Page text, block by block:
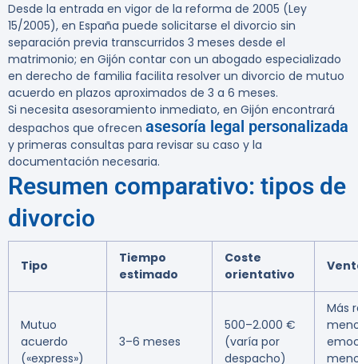
Desde la entrada en vigor de la reforma de 2005 (Ley
15/2005), en España puede solicitarse el divorcio sin
separación previa transcurridos 3 meses desde el
matrimonio; en Gijón contar con un abogado especializado
en derecho de familia facilita resolver un divorcio de mutuo
acuerdo en plazos aproximados de 3 a 6 meses.
Si necesita asesoramiento inmediato, en Gijón encontrará
despachos que ofrecen asesoría legal personalizada
y primeras consultas para revisar su caso y la
documentación necesaria.
Resumen comparativo: tipos de
divorcio
Tipo
Tiempo
estimado
Coste
orientativo
Mutuo
acuerdo
(«express»)
3–6 meses
500–2.000 €
(varía por
despacho)
Más